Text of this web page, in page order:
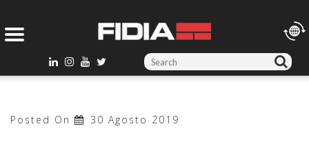
S
e
c
Posted On 30 Agosto 2019